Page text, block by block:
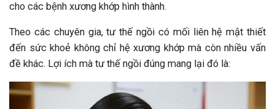
cho các bệnh xương khớp hình thành.
Theo các chuyên gia, tư thế ngồi có mối liên hệ mật thiết
đến sức khoẻ không chỉ hệ xương khớp mà còn nhiều vấn
đề khác. Lợi ích mà tư thế ngồi đúng mang lại đó là: